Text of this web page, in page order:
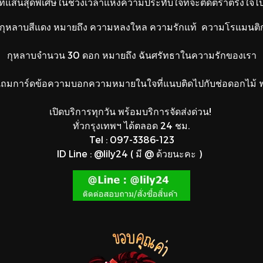
กุหลาบสีแดง หมายถึง ความหลงใหล ความรักแท้ ความโรแมนติ
กุหลาบจำนวน 30 ดอก หมายถึง ฉันศรัทธาในความรักของเรา
มการ์ดข้อความบอกความหมายในใจที่แนบติดไปกับช่อดอกไม้
เปิดบริการทุกวัน พร้อมบริการจัดส่งด่วน!
ทั่วกรุงเทพฯ ได้ตลอด 24 ชม.
Tel : 097-3386-123
ID Line : @lily24 ( มี @ ด้วยนะคะ )